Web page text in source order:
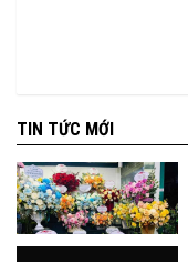
TIN TỨC MỚI